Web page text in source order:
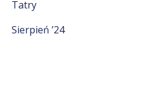
Tatry
Sierpień ’24